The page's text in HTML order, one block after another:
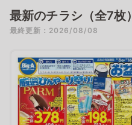
最新のチラシ（全7枚）
最終更新：2026/08/08